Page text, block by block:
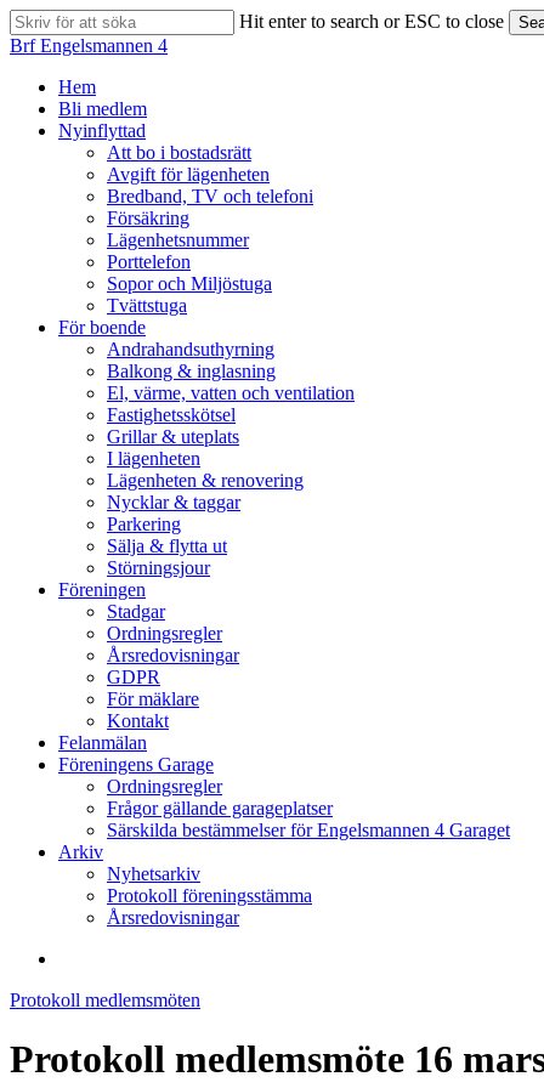
Skip
to
content
Hit enter to search or ESC to close
Close
Brf Engelsmannen 4
search
Menu
Hem
Bli medlem
Nyinflyttad
Att bo i bostadsrätt
Avgift för lägenheten
Bredband, TV och telefoni
Försäkring
Lägenhetsnummer
Porttelefon
Sopor och Miljöstuga
Tvättstuga
För boende
Andrahandsuthyrning
Balkong & inglasning
El, värme, vatten och ventilation
Fastighetsskötsel
Grillar & uteplats
I lägenheten
Lägenheten & renovering
Nycklar & taggar
Parkering
Sälja & flytta ut
Störningsjour
Föreningen
Stadgar
Ordningsregler
Årsredovisningar
GDPR
För mäklare
Kontakt
Felanmälan
Föreningens Garage
Ordningsregler
Frågor gällande garageplatser
Särskilda bestämmelser för Engelsmannen 4 Garaget
Arkiv
Nyhetsarkiv
Protokoll föreningsstämma
Årsredovisningar
Protokoll medlemsmöten
Protokoll medlemsmöte 16